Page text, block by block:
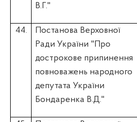
В.Г."
44.
Постанова Верховної
Ради України "Про
дострокове припинення
повноважень народного
депутата України
Бондаренка В.Д."